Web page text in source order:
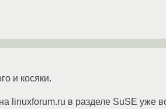
и косяки.
linuxforum.ru в разделе SuSE уже